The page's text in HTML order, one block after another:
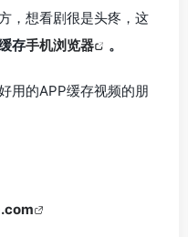
，想看剧很是头疼，这
存手机浏览器 。
用的APP缓存视频的朋